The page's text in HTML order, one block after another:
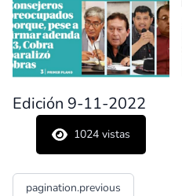
Edición 9-11-2022
1024 vistas
pagination.previous